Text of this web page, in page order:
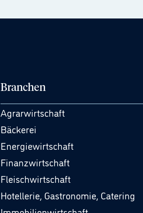
Branchen
Agrarwirtschaft
Bäckerei
Energiewirtschaft
Finanzwirtschaft
Fleischwirtschaft
Hotellerie, Gastronomie, Catering